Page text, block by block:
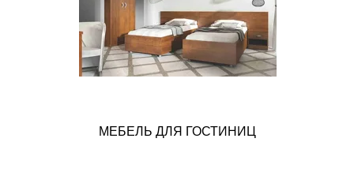
МЕБЕЛЬ ДЛЯ ГОСТИНИЦ